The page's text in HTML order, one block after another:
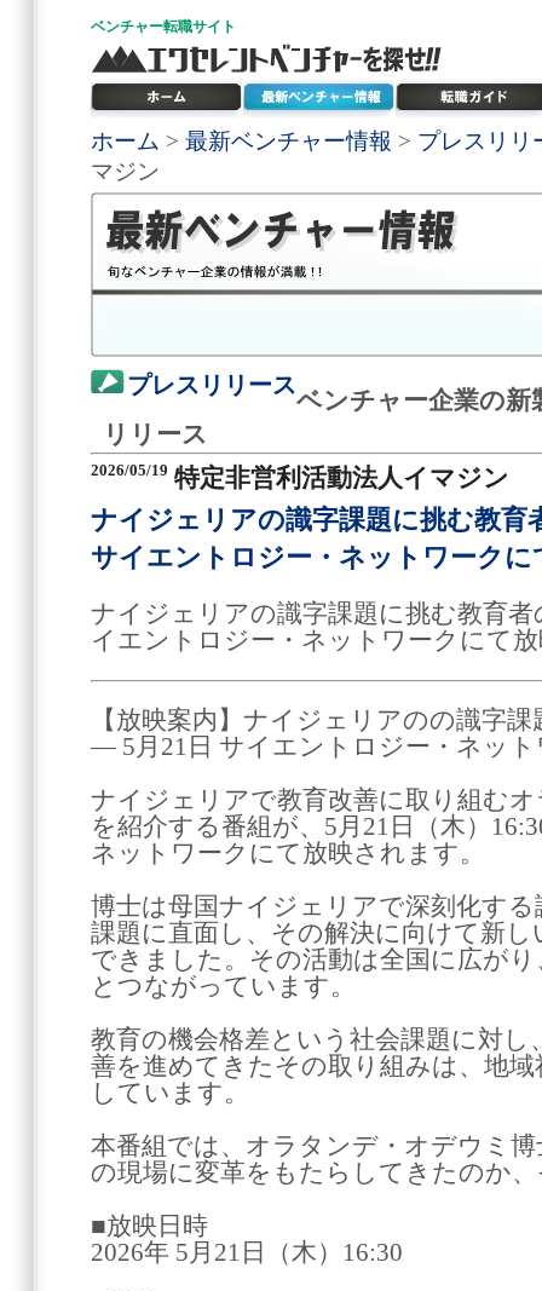
ベンチャー転職サイト
ホーム > 最新ベンチャー情報 > プレスリリ
マジン
プレスリリース
ベンチャー企業の新
リリース
2026/05/19 特定非営利活動法人イマジン
ナイジェリアの識字課題に挑む教育
サイエントロジー・ネットワーク
ナイジェリアの識字課題に挑む教育
イエントロジー・ネットワークにて
【放映案内】ナイジェリアのの識字
― 5月21日 サイエントロジー・ネッ
ナイジェリアで教育改善に取り組む
を紹介する番組が、5月21日（木）
ネットワークにて放映されます。
博士は母国ナイジェリアで深刻化す
課題に直面し、その解決に向けて新
できました。その活動は全国に広が
とつながっています。
教育の機会格差という社会課題に対
善を進めてきたその取り組みは、地
しています。
本番組では、オラタンデ・オデウミ
の現場に変革をもたらしてきたのか
■放映日時
2026年 5月21日（木）16:30